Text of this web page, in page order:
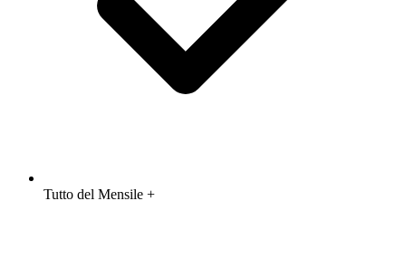
Tutto del Mensile +